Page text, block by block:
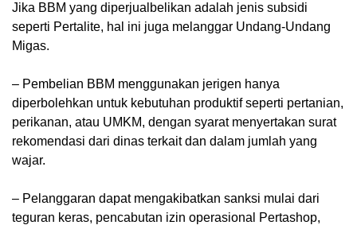
Jika BBM yang diperjualbelikan adalah jenis subsidi
seperti Pertalite, hal ini juga melanggar Undang-Undang
Migas.
– Pembelian BBM menggunakan jerigen hanya
diperbolehkan untuk kebutuhan produktif seperti pertanian,
perikanan, atau UMKM, dengan syarat menyertakan surat
rekomendasi dari dinas terkait dan dalam jumlah yang
wajar.
– Pelanggaran dapat mengakibatkan sanksi mulai dari
teguran keras, pencabutan izin operasional Pertashop,